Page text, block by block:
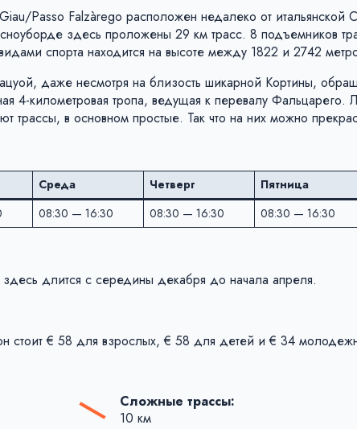
​Passo Falzàrego расположен недалеко от итальянской
здесь проложены 29 км трасс. 8 подъемников
спорта находится на высоте между 1822 и 2742
даже несмотря на близость шикарной Кортины,
4-километровая тропа, ведущая к перевалу Фальцарего.
в основном простые. Так что на них можно
Среда Четверг Пятница
08:30 — 16:30 08:30 — 16:30 08:30 — 16:30
длится c середины декабря до начала апреля.
стоит € 58 для взрослых, € 58 для детей и € 34
Сложные трассы:
10 км